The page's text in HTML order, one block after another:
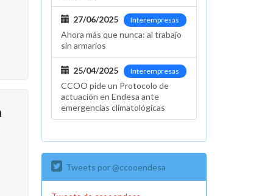
Interempresas
27/06/2025
Ahora más que nunca: al trabajo
sin armarios
Interempresas
25/04/2025
CCOO pide un Protocolo de
actuación en Endesa ante
emergencias climatológicas
Tweets por @ccooendesa